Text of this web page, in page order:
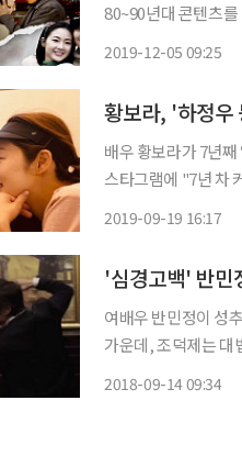
80~90년대 콘텐츠
2019-12-05 09:25
배우 황보라가 7년째 열
스타그램에 "7년 차
2019-09-19 16:17
여배우 반민정이 성
가운데, 조덕제는 대법
2018-09-14 09:34